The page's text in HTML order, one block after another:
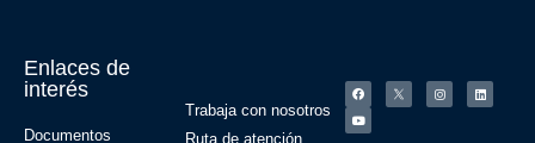
Enlaces de
interés
Documentos
Trabaja con nosotros
Ruta de atención